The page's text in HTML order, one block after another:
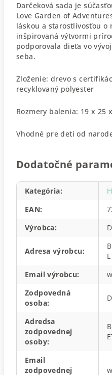
Darčeková sada je
Love Garden of
láskou a starostlivosťou o
inšpirovaná výtvormi
podporovala dieťa vo
seba.
Zloženie: drevo s
recyklovaný polyester
Rozmery balenia: 19 x 25
Vhodné pre deti od
Dodatočné
Kategória:
EAN:
Výrobca:
Adresa výrobcu:
Email výrobcu:
Zodpovedná
osoba:
Adredsa
zodpovednej
osoby:
Email
zodpovednej